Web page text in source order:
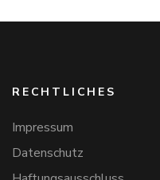
RECHTLICHES
Impressum
Datenschutz